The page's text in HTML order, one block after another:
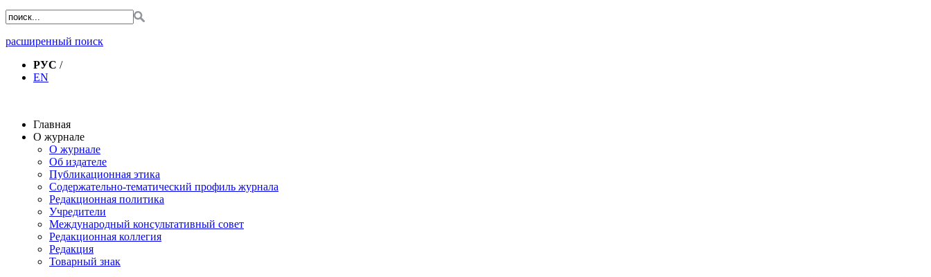
расширенный поиск
РУС /
EN
Главная
О журнале
О журнале
Об издателе
Публикационная этика
Содержательно-тематический профиль журнала
Редакционная политика
Учредители
Международный консультативный совет
Редакционная коллегия
Редакция
Товарный знак